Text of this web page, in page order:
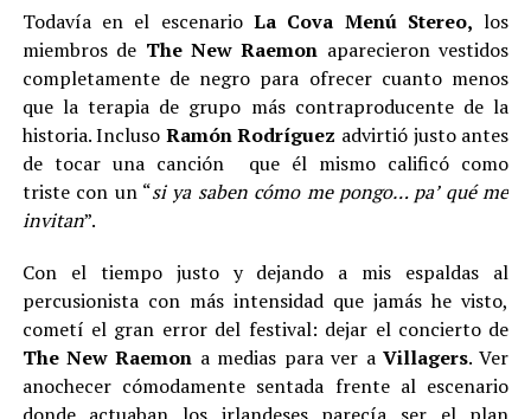
Todavía en el escenario La Cova Menú Stereo, los
miembros de The New Raemon aparecieron vestidos
completamente de negro para ofrecer cuanto menos
que la terapia de grupo más contraproducente de la
historia. Incluso Ramón Rodríguez advirtió justo antes
de tocar una canción que él mismo calificó como
triste con un “si ya saben cómo me pongo… pa’ qué me
invitan”.
Con el tiempo justo y dejando a mis espaldas al
percusionista con más intensidad que jamás he visto,
cometí el gran error del festival: dejar el concierto de
The New Raemon a medias para ver a Villagers. Ver
anochecer cómodamente sentada frente al escenario